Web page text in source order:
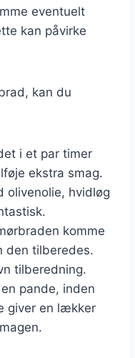
eventuelt
kan påvirke
kan du
i et par timer
ekstra smag.
olivenolie, hvidløg
komme
den tilberedes.
tilberedning.
pande, inden
giver en lækker